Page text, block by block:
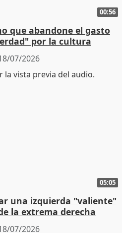
00:56
que abandone el gasto
por la cultura
07/2026
05:05
una izquierda "valiente"
la extrema derecha
07/2026